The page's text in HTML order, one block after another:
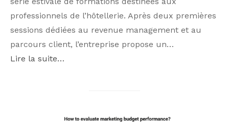
professionnels de l’hôtellerie. Après deux premières
sessions dédiées au revenue management et au
parcours client, l’entreprise propose un…
Lire la suite…